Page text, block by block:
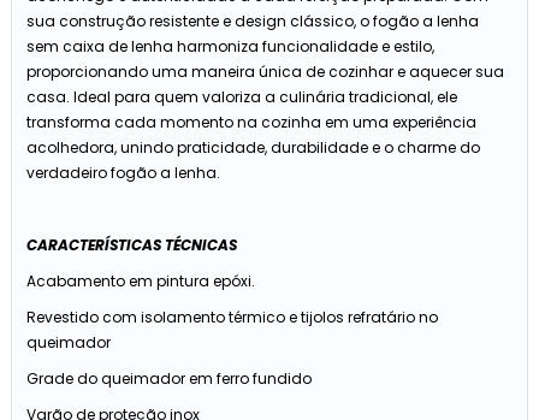
sua construção resistente e design clássico, o fogão a lenha
sem caixa de lenha harmoniza funcionalidade e estilo,
proporcionando uma maneira única de cozinhar e aquecer sua
casa. Ideal para quem valoriza a culinária tradicional, ele
transforma cada momento na cozinha em uma experiência
acolhedora, unindo praticidade, durabilidade e o charme do
verdadeiro fogão a lenha.
CARACTERÍSTICAS TÉCNICAS
Acabamento em pintura epóxi.
Revestido com isolamento térmico e tijolos refratário no
queimador
Grade do queimador em ferro fundido
Varão de proteção inox